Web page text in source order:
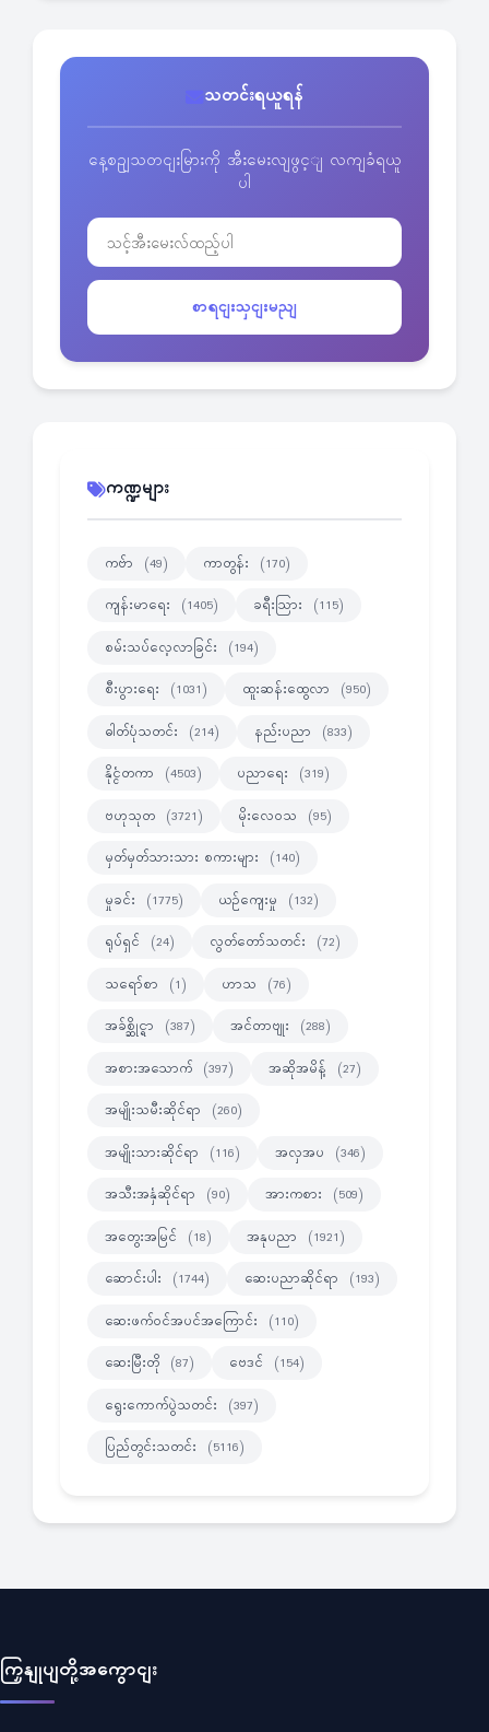
သတင်းရယူရန်
နေ့စဥျသတငျးမြားကို အီးမေးလျဖွင့ျ လကျခံရယူ
ပါ
စာရငျးသှငျးမညျ
ကဏ္ဍများ
ကဗ်ာ (49) ကာတွန်း (170)
ကျန်းမာရေး (1405) ခရီးသြား (115)
စမ်းသပ်လေ့လာခြင်း (194)
စီးပွားရေး (1031) ထူးဆန်းထွေလာ (950)
ဓါတ်ပုံသတင်း (214) နည်းပညာ (833)
နိုင္ငံတကာ (4503) ပညာရေး (319)
ဗဟုသုတ (3721) မိုးလေဝသ (95)
မှတ်မှတ်သားသား စကားများ (140)
မှုခင်း (1775) ယဉ်ကျေးမှု (132)
ရုပ်ရှင် (24) လွတ်တော်သတင်း (72)
သရော်စာ (1) ဟာသ (76)
အခ်စ္ဆိုင္ရာ (387) အင်တာဗျုး (288)
အစားအသောက် (397) အဆိုအမိန့် (27)
အမျိုးသမီးဆိုင်ရာ (260)
အမျိုးသားဆိုင်ရာ (116) အလှအပ (346)
အသီးအနှံဆိုင်ရာ (90) အားကစား (509)
အတွေးအမြင် (18) အနုပညာ (1921)
ဆောင်းပါး (1744) ဆေးပညာဆိုင်ရာ (193)
ဆေးဖက်ဝင်အပင်အကြောင်း (110)
ဆေးမြီးတို (87) ဗေဒင် (154)
ရွေးကောက်ပွဲသတင်း (397)
ပြည်တွင်းသတင်း (5116)
ကြှနျုပျတို့အကွောငျး